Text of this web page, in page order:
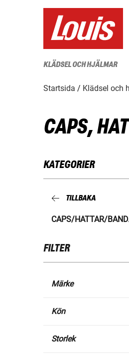
KLÄDSEL OCH HJÄLMAR
Startsida Klädsel och
CAPS,
KATEGORIER
TILLBAKA
CAPS/HATTAR/
FILTER
Märke
Kön
Storlek